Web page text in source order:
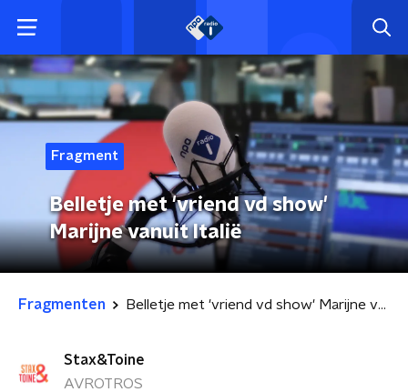
Fragment
Belletje met 'vriend vd show'
Marijne vanuit Italië
Fragmenten Belletje met 'vriend vd show' Marijne vanuit Italië
Stax&Toine
AVROTROS